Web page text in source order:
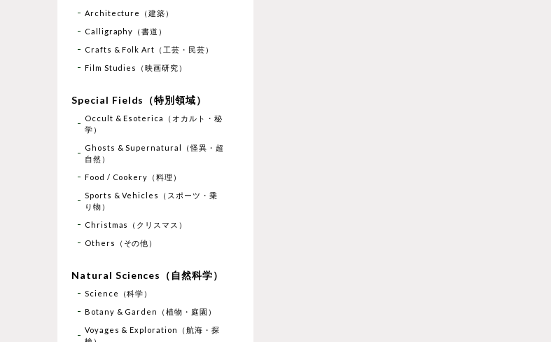
Architecture（建築）
Calligraphy（書道）
Crafts & Folk Art（工芸・民芸）
Film Studies（映画研究）
Special Fields（特別領域）
Occult & Esoterica（オカルト・秘
学）
Ghosts & Supernatural（怪異・超
自然）
Food / Cookery（料理）
Sports & Vehicles（スポーツ・乗
り物）
Christmas（クリスマス）
Others（その他）
Natural Sciences（自然科学）
Science（科学）
Botany & Garden（植物・庭園）
Voyages & Exploration（航海・探